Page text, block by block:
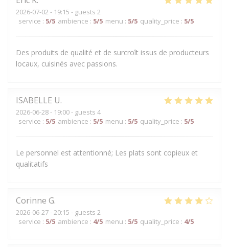
2026-07-02 - 19:15 - guests 2
service : 5/5 ambience : 5/5 menu : 5/5 quality_price : 5/5
Des produits de qualité et de surcroît issus de producteurs
locaux, cuisinés avec passions.
ISABELLE U
2026-06-28- 19:00 - guests 4
service : 5/5 ambience : 5/5 menu : 5/5 quality_price : 5/5
Le personnel est attentionné; Les plats sont copieux et
qualitatifs
Corinne G
2026-06-27- 20:15 - guests 2
service : 5/5 ambience : 4/5 menu : 5/5 quality_price : 4/5